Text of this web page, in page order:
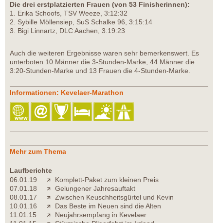
Die drei erstplatzierten Frauen (von 53 Finisherinnen):
1. Erika Schoofs, TSV Weeze, 3:12:32
2. Sybille Möllensiep, SuS Schalke 96, 3:15:14
3. Bigi Linnartz, DLC Aachen, 3:19:23
Auch die weiteren Ergebnisse waren sehr bemerkenswert. Es
unterboten 10 Männer die 3-Stunden-Marke, 44 Männer die
3:20-Stunden-Marke und 13 Frauen die 4-Stunden-Marke.
Informationen: Kevelaer-Marathon
Mehr zum Thema
Laufberichte
06.01.19
Komplett-Paket zum kleinen Preis
07.01.18
Gelungener Jahresauftakt
08.01.17
Zwischen Keuschheitsgürtel und Kevin
10.01.16
Das Beste im Neuen sind die Alten
11.01.15
Neujahrsempfang in Kevelaer